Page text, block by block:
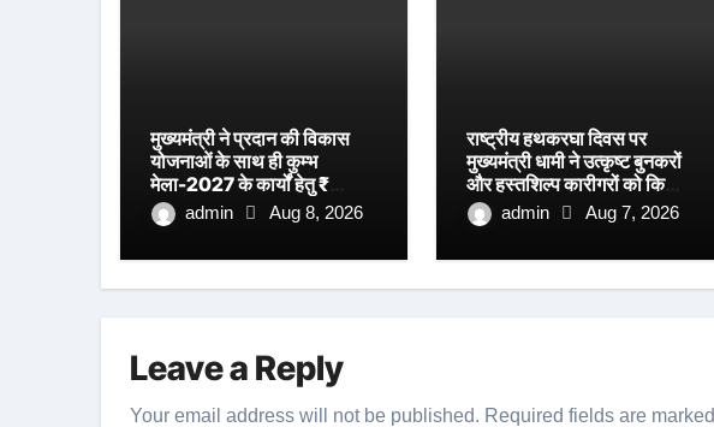
मुख्यमंत्री ने प्रदान की विकास
योजनाओं के साथ ही कुम्भ
मेला-2027 के कार्यों हेतु ₹
80.96 करोड़ की वित्तीय
स्वीकृति।
admin Aug 8, 2026
राष्ट्रीय हथकरघा दिवस पर
मुख्यमंत्री धामी ने उत्कृष्ट बुनकरों
और हस्तशिल्प कारीगरों को किया
सम्मानितadmin Aug 7, 2026
Leave a Reply
Your email address will not be published. Required fields are marked